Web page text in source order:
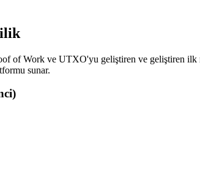
of Work ve UTXO'yu geliştiren ve geliştiren ilk
sunar.